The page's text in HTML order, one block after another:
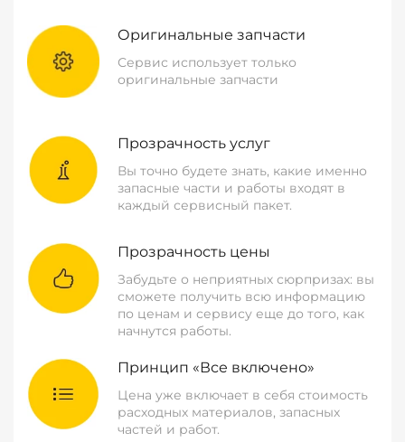
Оригинальные запчасти
Сервис использует только
оригинальные запчасти
Прозрачность услуг
Вы точно будете знать, какие именно
запасные части и работы входят в
каждый сервисный пакет.
Прозрачность цены
Забудьте о неприятных сюрпризах: вы
сможете получить всю информацию
по ценам и сервису еще до того, как
начнутся работы.
Принцип «Все включено»
Цена уже включает в себя стоимость
расходных материалов, запасных
частей и работ.